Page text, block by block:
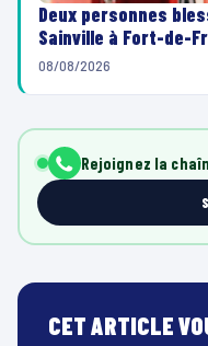
Deux personnes
Sainville à Fort-de-
08/08/2026
Rejoignez la
CET ARTICLE